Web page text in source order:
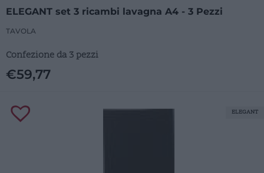
ELEGANT set 3 ricambi lavagna A4 - 3 Pezzi
TAVOLA
Confezione da 3 pezzi
€59,77
ELEGANT